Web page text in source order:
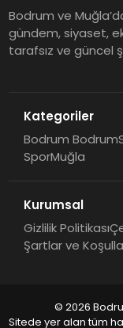
Bodrum ve
gündem, siyaset,
tarafsız ve güncel
Kategoriler
Bodrum Bodrum
SporMuğla
Kurumsal
Gizlilik Politikası
Şartlar ve
© 2026
Sitede yer alan tüm